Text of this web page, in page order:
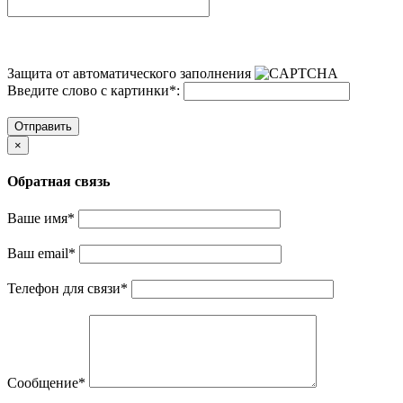
Защита от автоматического заполнения
Введите слово с картинки*:
Отправить
×
Обратная связь
Ваше имя*
Ваш email*
Телефон для связи*
Сообщение*